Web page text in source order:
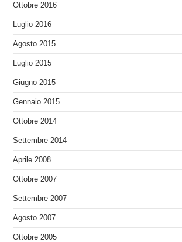
Ottobre 2016
Luglio 2016
Agosto 2015
Luglio 2015
Giugno 2015
Gennaio 2015
Ottobre 2014
Settembre 2014
Aprile 2008
Ottobre 2007
Settembre 2007
Agosto 2007
Ottobre 2005